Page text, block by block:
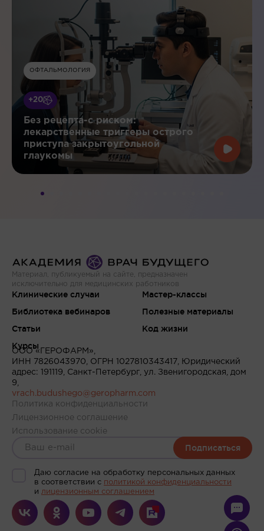
ОФТАЛЬМОЛОГИЯ
+20
Без рецепта-с риском:
лекарственные триггеры острого
приступа закрытоугольной
глаукомы
Материал, публикуемый на сайте, предназначен
исключительно для медицинских работников
Клинические случаи
Библиотека вебинаров
Статьи
Курсы
Мастер-классы
Полезные материалы
Код жизни
ООО «ГЕРОФАРМ»,
ИНН 7826043970, ОГРН 1027810343417, Юридический
адрес: 191119, Санкт-Петербург, ул. Звенигородская, дом
9,
vrach.budushego@geropharm.com
Политика конфиденциальности
Лицензионное соглашение
Использование cookie
Подписаться
Даю согласие на обработку персональных данных
в соответствии c политикой конфиденциальности
и лицензионным соглашением